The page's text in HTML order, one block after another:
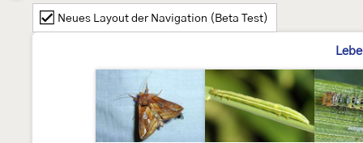
Neues Layout der Navigation (Beta Test)